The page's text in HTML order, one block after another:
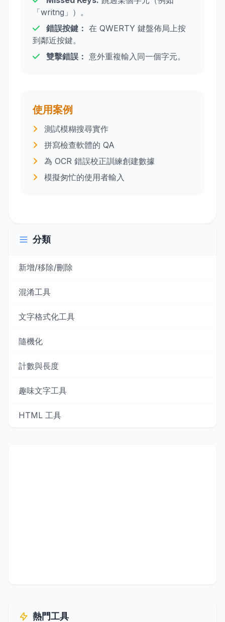
「writng」）。
錯誤按鍵： 在 QWERTY 鍵盤佈局上按
到鄰近按鍵。
雙擊錯誤： 意外重複輸入同一個字元。
使用案例
測試模糊搜尋實作
拼寫檢查軟體的 QA
為 OCR 錯誤校正訓練創建數據
模擬匆忙的使用者輸入
分類
新增/移除/刪除
混淆工具
文字格式化工具
隨機化
計數與長度
趣味文字工具
HTML 工具
熱門工具